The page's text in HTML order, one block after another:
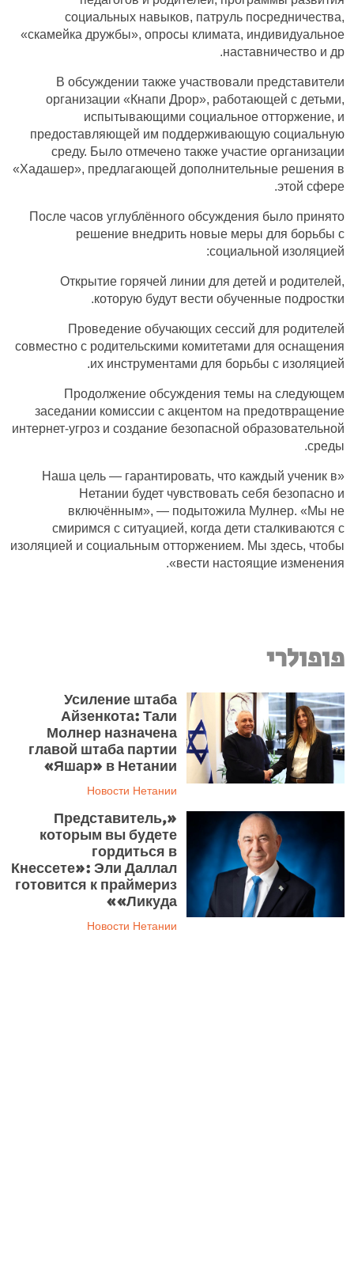
социальных навыков, патруль посредничества,
«скамейка дружбы», опросы климата, индивидуальное
наставничество и др.
В обсуждении также участвовали представители
организации «Кнапи Дрор», работающей с детьми,
испытывающими социальное отторжение, и
предоставляющей им поддерживающую социальную
среду. Было отмечено также участие организации
«Хадашер», предлагающей дополнительные решения в
этой сфере.
После часов углублённого обсуждения было принято
решение внедрить новые меры для борьбы с
социальной изоляцией:
Открытие горячей линии для детей и родителей,
которую будут вести обученные подростки.
Проведение обучающих сессий для родителей
совместно с родительскими комитетами для оснащения
их инструментами для борьбы с изоляцией.
Продолжение обсуждения темы на следующем
заседании комиссии с акцентом на предотвращение
интернет-угроз и создание безопасной образовательной
среды.
«Наша цель — гарантировать, что каждый ученик в
Нетании будет чувствовать себя безопасно и
включённым», — подытожила Мулнер. «Мы не
смиримся с ситуацией, когда дети сталкиваются с
изоляцией и социальным отторжением. Мы здесь, чтобы
вести настоящие изменения».
פופולרי
Усиление штаба
Айзенкота: Тали
Молнер назначена
главой штаба партии
«Яшар» в Нетании
Новости Нетании
«Представитель,
которым вы будете
гордиться в
Кнессете»: Эли Даллал
готовится к праймериз
«Ликуда»
Новости Нетании